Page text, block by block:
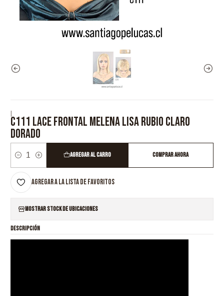
|
C111 LACE FRONTAL MELENA LISA RUBIO CLARO
DORADO
Cantidad
Agregar al Carro Comprar ahora
Agregar a la lista de favoritos
Mostrar stock de ubicaciones
DESCRIPCIÓN